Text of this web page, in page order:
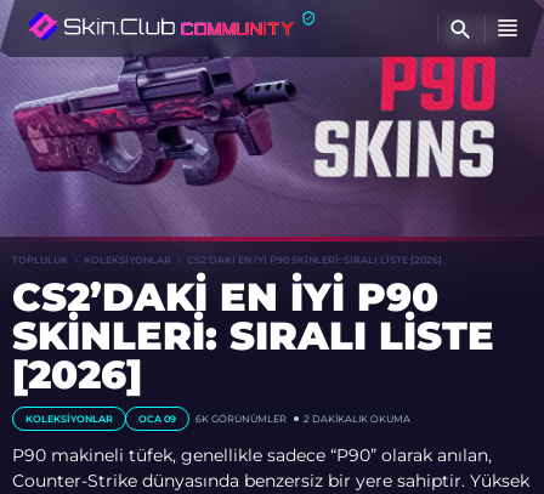
TOPLULUK KOLEKSIYONLAR CS2’DAKI EN İYI P90 SKINLERI: SIRALI LISTE [2026]
CS2’DAKI EN İYI P90
SKINLERI: SIRALI LISTE
[2026]
KOLEKSIYONLAR OCA 09 6K GÖRÜNÜMLER 2 DAKIKALIK OKUMA
P90 makineli tüfek, genellikle sadece “P90” olarak anılan,
Counter-Strike dünyasında benzersiz bir yere sahiptir. Yüksek